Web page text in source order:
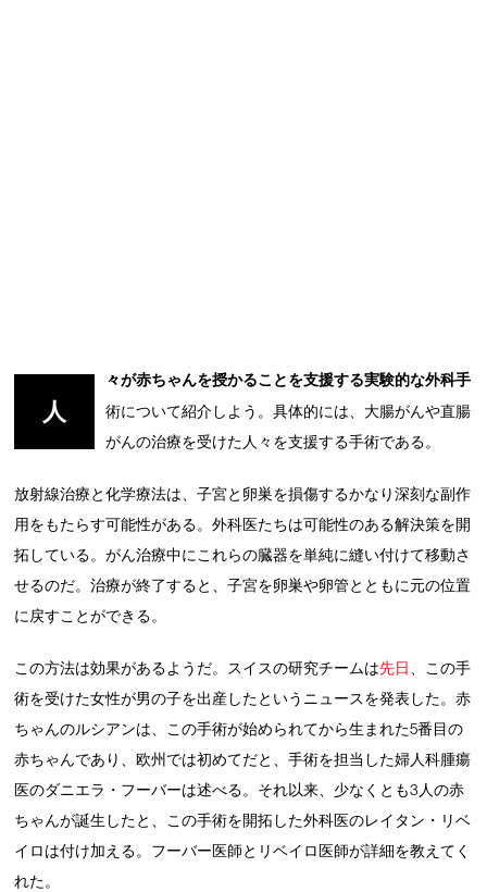
人
々が赤ちゃんを授かることを支援する実験的な外科手
術について紹介しよう。具体的には、大腸がんや直腸
がんの治療を受けた人々を支援する手術である。
放射線治療と化学療法は、子宮と卵巣を損傷するかなり深刻な副作
用をもたらす可能性がある。外科医たちは可能性のある解決策を開
拓している。がん治療中にこれらの臓器を単純に縫い付けて移動さ
せるのだ。治療が終了すると、子宮を卵巣や卵管とともに元の位置
に戻すことができる。
この方法は効果があるようだ。スイスの研究チームは先日
、この手
術を受けた女性が男の子を出産したというニュースを発表した。赤
ちゃんのルシアンは、この手術が始められてから生まれた5番目の
赤ちゃんであり、欧州では初めてだと、手術を担当した婦人科腫瘍
医のダニエラ・フーバーは述べる。それ以来、少なくとも3人の赤
ちゃんが誕生したと、この手術を開拓した外科医のレイタン・リベ
イロは付け加える。フーバー医師とリベイロ医師が詳細を教えてく
れた。